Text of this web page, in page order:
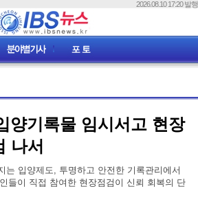
2026.08.10 17:20 발행
양기록물 임시서고 현장
나서
는 입양제도, 투명하고 안전한 기록관리에서
들이 직접 참여한 현장점검이 신뢰 회복의 단